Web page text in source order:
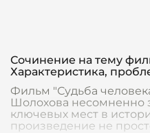
Сочинение на тему
Характеристика,
Фильм "Судьба
Шолохова несомненно
ключевых мест в
произведение не